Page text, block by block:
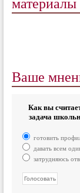
Ваше
Как вы
задача
готовить
давать всем
затрудняюсь